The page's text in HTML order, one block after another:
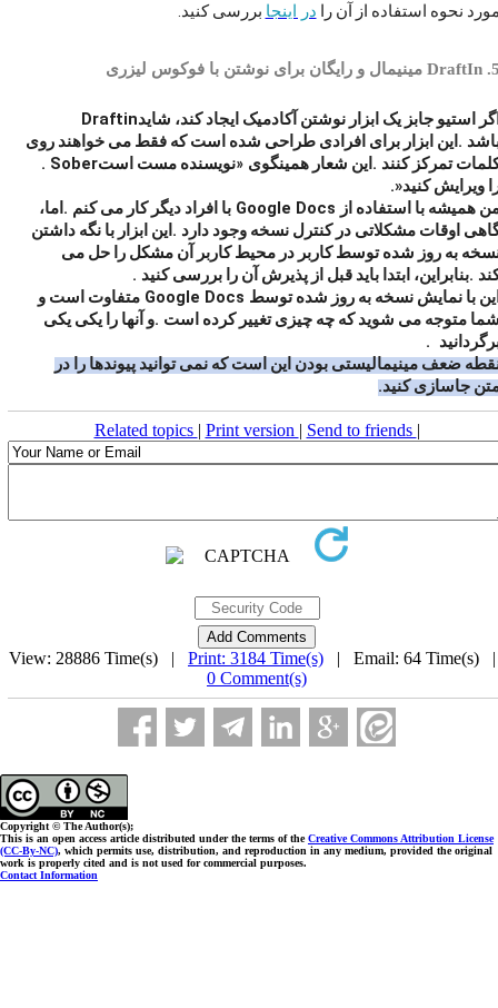
نحوه استفاده از آن را در اینجا بررسی کنید.
DraftIn مینیمال و رایگان برای نوشتن با فوکوس لیزری
استیو جابز یک ابزار نوشتن آکادمیک ایجاد کند، شایدDraftin
.این ابزار برای افرادی طراحی شده است که فقط می خواهند روی
تمرکز کنند .این شعار همینگوی «نویسنده مست است. Sober
ویرایش کنید.»
همیشه با استفاده از Google Docsبا افراد دیگر کار می کنم .اما،
اوقات مشکلاتی در کنترل نسخه وجود دارد .این ابزار با نگه داشتن
به روز شده توسط کاربر در محیط کاربر آن مشکل را حل می
.بنابراین، ابتدا باید قبل از پذیرش آن را بررسی کنید .
با نمایش نسخه به روز شده توسط Google Docsمتفاوت است و
متوجه می شوید که چه چیزی تغییر کرده است .و آنها را یکی یکی
.
ضعف مینیمالیستی بودن این است که نمی توانید پیوندها را در
جاسازی کنید.
Related topics | Print version | Send to friends |
View: 28886 Time(s) | Print: 3184 Time(s) | Email: 64 Time(s)
0 Comment(s)
Copyright © The Author(s);
This is an open access article distributed under the terms of theCreative Commons Attribution License
(CC-By-NC), which permits use, distribution, and reproduction in any medium, provided the original
work is properly cited and is not used for commercial purposes.
Contact Information